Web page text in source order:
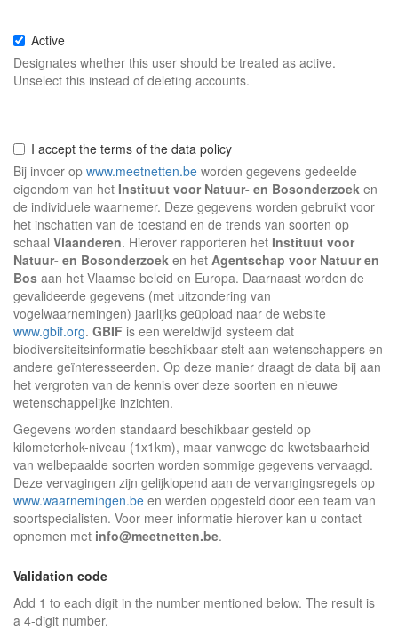
Active
Designates whether this user should be treated as active.
Unselect this instead of deleting accounts.
I accept the terms of the data policy
Bij invoer op www.meetnetten.be worden gegevens gedeelde
eigendom van het Instituut voor Natuur- en Bosonderzoek en
de individuele waarnemer. Deze gegevens worden gebruikt voor
het inschatten van de toestand en de trends van soorten op
schaal Vlaanderen. Hierover rapporteren het Instituut voor
Natuur- en Bosonderzoek en het Agentschap voor Natuur en
Bos aan het Vlaamse beleid en Europa. Daarnaast worden de
gevalideerde gegevens (met uitzondering van
vogelwaarnemingen) jaarlijks geüpload naar de website
www.gbif.org. GBIF is een wereldwijd systeem dat
biodiversiteitsinformatie beschikbaar stelt aan wetenschappers en
andere geïnteresseerden. Op deze manier draagt de data bij aan
het vergroten van de kennis over deze soorten en nieuwe
wetenschappelijke inzichten.
Gegevens worden standaard beschikbaar gesteld op
kilometerhok-niveau (1x1km), maar vanwege de kwetsbaarheid
van welbepaalde soorten worden sommige gegevens vervaagd.
Deze vervagingen zijn gelijklopend aan de vervangingsregels op
www.waarnemingen.be en werden opgesteld door een team van
soortspecialisten. Voor meer informatie hierover kan u contact
opnemen met info@meetnetten.be.
Validation code
Add 1 to each digit in the number mentioned below. The result is
a 4-digit number.